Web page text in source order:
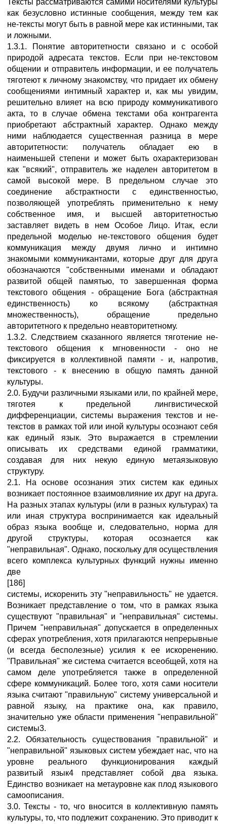
Тексты рассматриваются самими носителями культуры
как безусловно истинные сообщения, между тем как
не-тексты могут быть в равной мере как истинными, так
и ложными.
1.3.1. Понятие авторитетности связано и с особой
природой адресата текстов. Если при не-текстовом
общении и отправитель информации, и ее получатель
тяготеют к личному знакомству, что придает их обмену
сообщениями интимный характер и, как мы увидим,
решительно влияет на всю природу коммуникативого
акта, то в случае обмена текстами оба контрагента
приобретают абстрактный характер. Однако между
ними наблюдается существенная разница в мере
авторитетности: получатель обладает ею в
наименьшей степени и может быть охарактеризован
как "всякий", отправитель же наделен авторитетом в
самой высокой мере. В предельном случае это
соединение абстрактности с единственностью,
позволяющей употреблять применительно к нему
собственное имя, и высшей авторитетностью
заставляет видеть в нем Особое Лицо. Итак, если
предельной моделью не-текстового общения будет
коммуникация между двумя лично и интимно
знакомыми коммуникантами, которые друг для друга
обозначаются "собственными именами и обладают
развитой общей памятью, то завершенная форма
текстового общения - обращение Бога (абстрактная
единственность) ко всякому (абстрактная
множественность), обращение предельно
авторитетного к предельно неавторитетному.
1.3.2. Следствием сказанного является тяготение не-
текстового общения к мгновенности - оно не
фиксируется в коллективной памяти - и, напротив,
текстового - к внесению в общую память данной
культуры.
2.0. Будучи различными языками или, по крайней мере,
тяготея к предельной лингвистической
дифференциации, системы выражения текстов и не-
текстов в рамках той или иной культуры осознают себя
как единый язык. Это выражается в стремлении
описывать их средствами единой грамматики,
создавая для них некую единую метаязыковую
структуру.
2.1. На основе осознания этих систем как единых
возникает постоянное взаимовлияние их друг на друга.
На разных этапах культуры (или в разных культурах) та
или иная структура воспринимается как идеальный
образ языка вообще и, следовательно, норма для
другой структуры, которая осознается как
"неправильная". Однако, поскольку для осуществления
всего комплекса культурных функций нужны именно
две
[186]
системы, искоренить эту "неправильность" не удается.
Возникает представление о том, что в рамках языка
существуют "правильная" и "неправильная" системы.
Причем "неправильная" допускается в определенных
сферах употребления, хотя прилагаются непрерывные
(и всегда бесполезные) усилия к ее искоренению.
"Правильная" же система считается всеобщей, хотя на
самом деле употребляется также в определенной
сфере коммуникаций. Более того, хотя сами носители
языка считают "правильную" систему универсальной и
равной языку, на практике она, как правило,
значительно уже области применения "неправильной"
системы3.
2.2. Обязательность существования "правильной" и
"неправильной" языковых систем убеждает нас, что на
уровне реального функционирования каждый
развитый язык4 представляет собой два языка.
Единство возникает на метауровне как плод языкового
самоописания.
3.0. Тексты - то, чго вносится в коллективную память
культуры, то, что подлежит сохранению. Это приводит к